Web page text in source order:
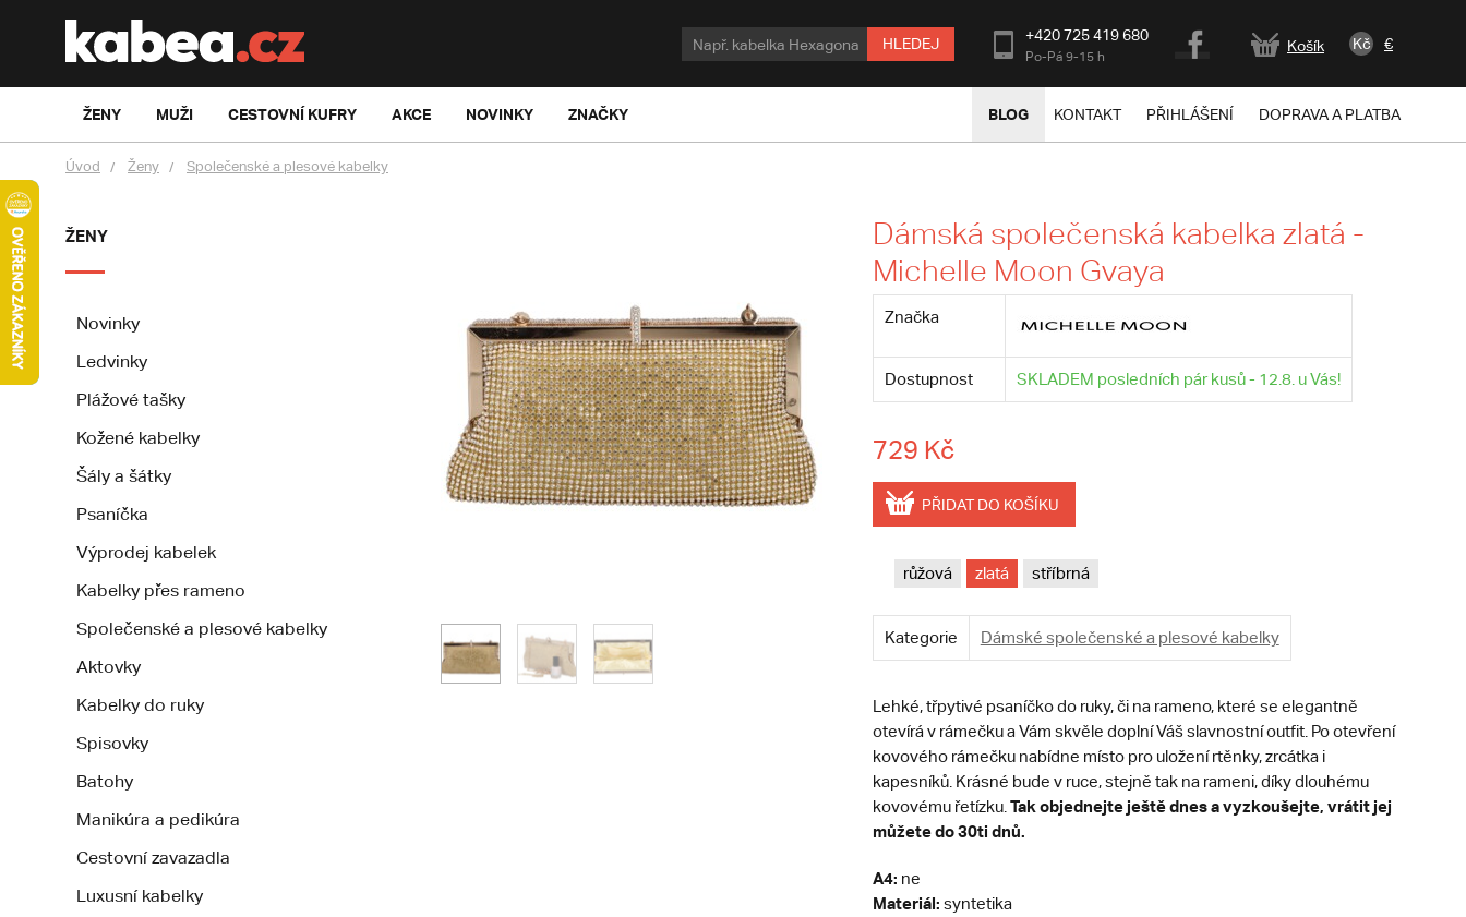
HLEDEJ +420 725 419 680
Po-Pá 9-15 h
Košík Kč €
ŽENY MUŽI CESTOVNÍ KUFRY AKCE NOVINKY ZNAČKY BLOG KONTAKT PŘIHLÁŠENÍ DOPRAVA A PLATBA
Úvod Ženy Společenské a plesové kabelky
ŽENY
Novinky
Ledvinky
Plážové tašky
Kožené kabelky
Šály a šátky
Psaníčka
Výprodej kabelek
Kabelky přes rameno
Společenské a plesové kabelky
Aktovky
Kabelky do ruky
Spisovky
Batohy
Manikúra a pedikúra
Cestovní zavazadla
Luxusní kabelky
Dámská společenská kabelka zlatá -
Michelle Moon Gvaya
Značka
Dostupnost SKLADEM posledních pár kusů - 12.8. u Vás!
729 Kč
PŘIDAT DO KOŠÍKU
růžová zlatá stříbrná
Kategorie Dámské společenské a plesové kabelky
Lehké, třpytivé psaníčko do ruky, či na rameno, které se elegantně
otevírá v rámečku a Vám skvěle doplní Váš slavnostní outfit. Po otevření
kovového rámečku nabídne místo pro uložení rtěnky, zrcátka i
kapesníků. Krásné bude v ruce, stejně tak na rameni, díky dlouhému
kovovému řetízku. Tak objednejte ještě dnes a vyzkoušejte, vrátit jej
můžete do 30ti dnů.
A4: ne
Materiál: syntetika